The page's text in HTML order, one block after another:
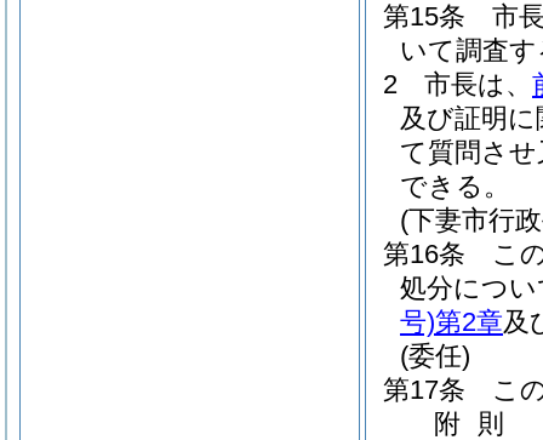
第15条
市
いて調査
2
市長は、
及び証明
て質問さ
できる。
(下妻市行
第16条
こ
処分につ
号)第2章及
(委任)
第17条
こ
附 則